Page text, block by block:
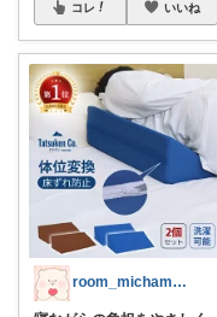
コレ いいね
room_michamaman